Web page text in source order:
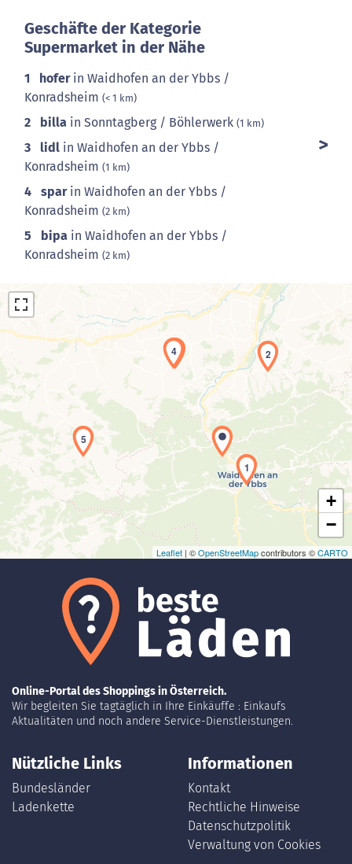
Geschäfte der Kategorie
Supermarket in der Nähe
1 hoferin Waidhofen an der Ybbs /
Konradsheim (< 1 km)
2 billa in Sonntagberg / Böhlerwerk (1 km)
3 lidl in Waidhofen an der Ybbs /
Konradsheim (1 km)
4 sparin Waidhofen an der Ybbs /
Konradsheim (2 km)
5 bipa in Waidhofen an der Ybbs /
Konradsheim (2 km)
Laden der Karte...
1
2
3
4
5
+
−
Leaflet | ©OpenStreetMapcontributors ©CARTO
Online-Portal des Shoppings in Österreich.
Wir begleiten Sie tagtäglich in Ihre Einkäuffe : Einkaufs
Aktualitäten und noch andere Service-Dienstleistungen.
Nützliche Links
Bundesländer
Ladenkette
Informationen
Kontakt
Rechtliche Hinweise
Datenschutzpolitik
Verwaltung von Cookies